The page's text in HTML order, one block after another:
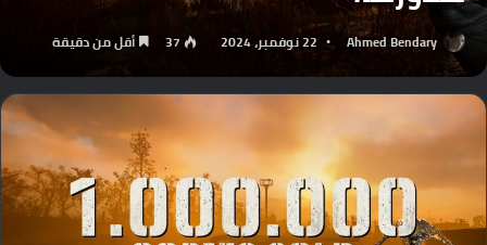
Ahmed Bendary 22 نوفمبر، 2024 37 أقل من دقيقة